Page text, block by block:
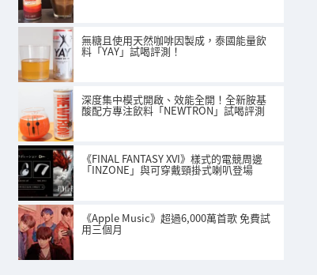
無糖且使用天然咖啡因製成，泰國能量飲
料「YAY」試喝評測！
深度集中模式開啟、效能全開！全新胺基
酸配方專注飲料「NEWTRON」試喝評測
《FINAL FANTASY XVI》樣式的電競周邊
「INZONE」與可穿戴頸掛式喇叭登場
《Apple Music》超過6,000萬首歌 免費試
用三個月